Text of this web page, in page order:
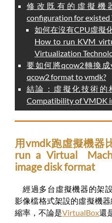
修改既有的虛擬機
configuration for
如何在沒有CPU虛擬
How to run KVM
Virtualization
要如何將qcow2轉換
qcow2 format to vmdk?
結論：虛擬化技術的
Compatibility of VMDK
用vmdk跑虛擬機器
run a Virtual
image disk format
經過多台虛擬機器的架
影像檔格式架設的虛擬機
縮率，不論是VirtualBox還